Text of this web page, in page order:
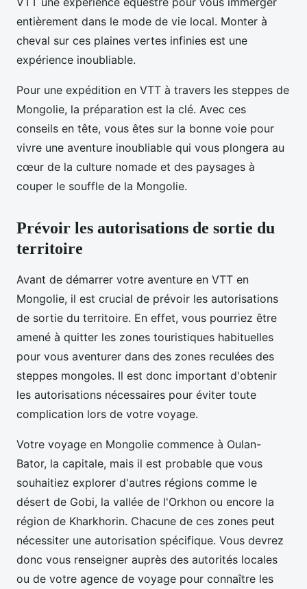
entièrement dans le mode de vie local. Monter à
cheval sur ces plaines vertes infinies est une
expérience inoubliable.
Pour une expédition en VTT à travers les steppes de
Mongolie, la préparation est la clé. Avec ces
conseils en tête, vous êtes sur la bonne voie pour
vivre une aventure inoubliable qui vous plongera au
cœur de la culture nomade et des paysages à
couper le souffle de la Mongolie.
Prévoir les autorisations de sortie du
territoire
Avant de démarrer votre aventure en VTT en
Mongolie, il est crucial de prévoir les autorisations
de sortie du territoire. En effet, vous pourriez être
amené à quitter les zones touristiques habituelles
pour vous aventurer dans des zones reculées des
steppes mongoles. Il est donc important d'obtenir
les autorisations nécessaires pour éviter toute
complication lors de votre voyage.
Votre voyage en Mongolie commence à Oulan-
Bator, la capitale, mais il est probable que vous
souhaitiez explorer d'autres régions comme le
désert de Gobi, la vallée de l'Orkhon ou encore la
région de Kharkhorin. Chacune de ces zones peut
nécessiter une autorisation spécifique. Vous devrez
donc vous renseigner auprès des autorités locales
ou de votre agence de voyage pour connaître les